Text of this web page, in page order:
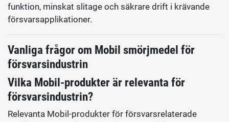
funktion, minskat slitage och säkrare drift i krävande
försvarsapplikationer.
Vanliga frågor om Mobil smörjmedel för
försvarsindustrin
Vilka Mobil-produkter är relevanta för
försvarsindustrin?
Relevanta Mobil-produkter för försvarsrelaterade